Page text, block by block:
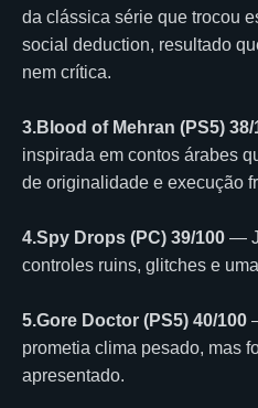
da clássica série que trocou
social deduction, resultado
nem crítica.
3.Blood of Mehran (PS5) 38/
inspirada em contos árabes
de originalidade e execução
4.Spy Drops (PC) 39/100 —
controles ruins, glitches e
5.Gore Doctor (PS5) 40/100
prometia clima pesado, mas
apresentado.